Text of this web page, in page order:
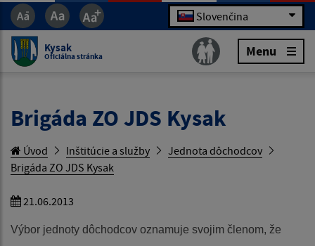
Slovenčina
Kysak
Oficiálna stránka Menu
Brigáda ZO JDS Kysak
Úvod Inštitúcie a služby
Jednota dôchodcov
Brigáda ZO JDS Kysak
21.06.2013
Výbor jednoty dôchodcov oznamuje svojim členom, že